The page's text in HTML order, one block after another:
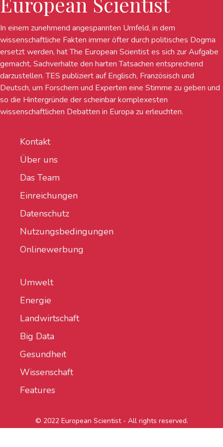
In einem zunehmend angespannten Umfeld, in dem
wissenschaftliche Fakten immer öfter durch politisches Dogma
ersetzt werden, hat The European Scientist es sich zur Aufgabe
gemacht, Sachverhalte den harten Tatsachen entsprechend
darzustellen. TES publiziert auf Englisch, Französisch und
Deutsch, um Forschern und Experten eine Stimme zu geben und
so die Hintergründe der scheinbar komplexesten
wissenschaftlichen Debatten in Europa zu erleuchten.
Kontakt
Über uns
Das Team
Einreichungen
Datenschutz
Nutzungsbedingungen
Onlinewerbung
Umwelt
Energie
Landwirtschaft
Big Data
Gesundheit
Wissenschaft
Features
© 2022 European Scientist - All rights reserved.